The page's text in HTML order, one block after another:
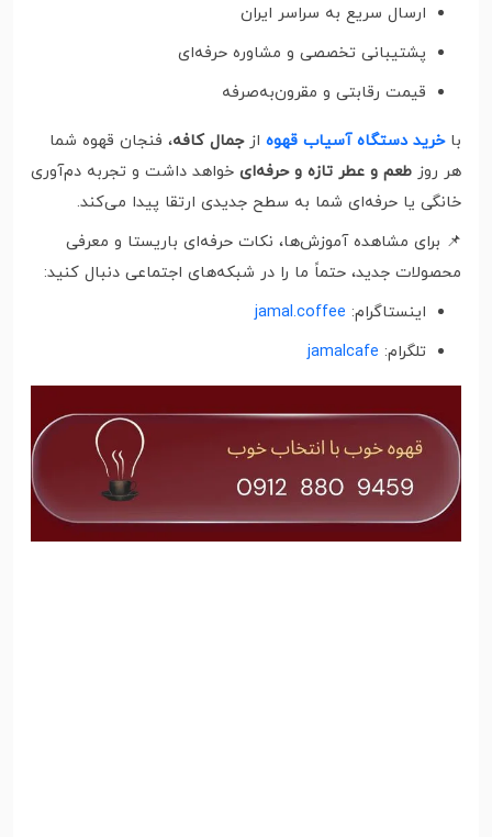
ارسال سریع به سراسر ایران
پشتیبانی تخصصی و مشاوره حرفه‌ای
قیمت رقابتی و مقرون‌به‌صرفه
باخرید دستگاه آسیاب قهوه ازجمال کافه، فنجان قهوه شما
هر روز طعم و عطر تازه و حرفه‌ای خواهد داشت و تجربه دم‌آوری
خانگی یا حرفه‌ای شما به سطح جدیدی ارتقا پیدا می‌کند.
📌 برای مشاهده آموزش‌ها، نکات حرفه‌ای باریستا و معرفی
محصولات جدید، حتماً ما را در شبکه‌های اجتماعی دنبال کنید:
اینستاگرام: jamal.coffee
تلگرام: jamalcafe